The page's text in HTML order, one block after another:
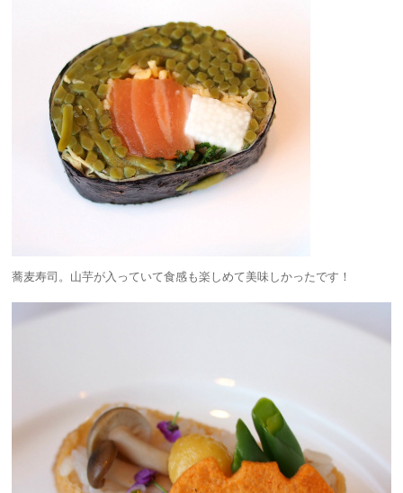
蕎麦寿司。山芋が入っていて食感も楽しめて美味しかったです！